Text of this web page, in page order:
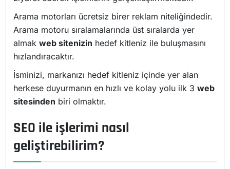
Arama motorları ücretsiz birer reklam niteliğindedir.
Arama motoru sıralamalarında üst sıralarda yer
almak web sitenizin hedef kitleniz ile buluşmasını
hızlandıracaktır.
İsminizi, markanızı hedef kitleniz içinde yer alan
herkese duyurmanın en hızlı ve kolay yolu ilk 3 web
sitesinden biri olmaktır.
SEO ile işlerimi nasıl
geliştirebilirim?